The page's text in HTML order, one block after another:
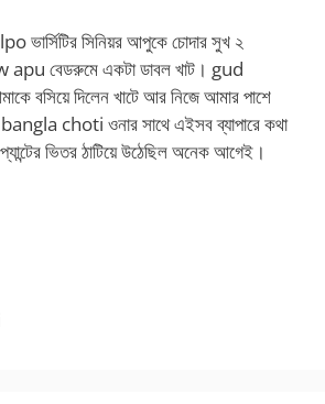
সিনিয়র আপুকে চোদার সুখ ২
বেডরুমে একটা ডাবল খাট। gud
বসিয়ে দিলেন খাটে আর নিজে আমার পাশে
choti ওনার সাথে এইসব ব্যাপারে কথা
ভিতর ঠাটিয়ে উঠেছিল অনেক আগেই।